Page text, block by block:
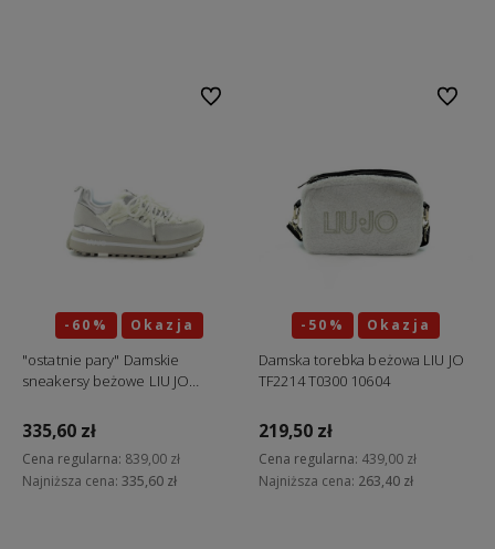
-60% Okazja
"ostatnie pary" Damskie
sneakersy beżowe LIU JO
335,60 zł
Cena regularna: 839,00 zł
Najniższa cena: 335,60 zł
Do ulubionych
-50% Okazja
Damska torebka beżowa LIU JO
TF2214 T0300 10604
219,50 zł
Cena regularna: 439,00 zł
Najniższa cena: 263,40 zł
Do